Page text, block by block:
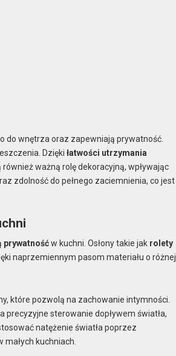
do wnętrza oraz zapewniają prywatność.
Dziękiłatwości utrzymania
ważną rolę dekoracyjną, wpływając
zdolność do pełnego zaciemnienia, co jest
prywatnośćw kuchni. Osłony takie jak rolety
naprzemiennym pasom materiału o różnej
które pozwolą na zachowanie intymności.
precyzyjne sterowanie dopływem światła,
natężenie światła poprzez
małych kuchniach.